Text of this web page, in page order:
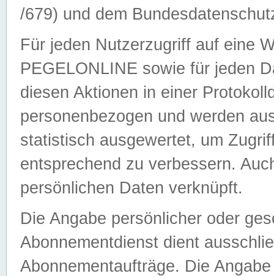
/679) und dem
Für jeden Nutzerzugriff auf eine
PEGELONLINE sowie für jeden
diesen Aktionen in einer
personenbezogen und werden
statistisch ausgewertet, um
entsprechend zu verbessern.
persönlichen Daten verknüpft.
Die Angabe persönlicher oder
Abonnementdienst dient
Abonnementaufträge. Die